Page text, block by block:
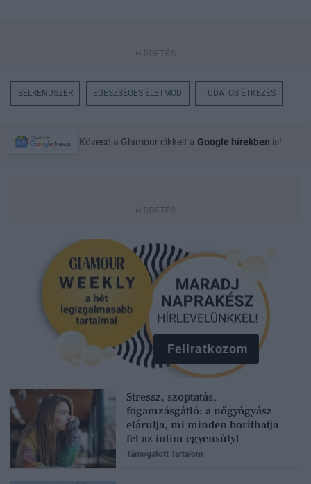
BÉLRENDSZER EGÉSZSÉGES ÉLETMÓD TUDATOS ÉTKEZÉS
Kövesd a Glamour cikkeit a Google hírekben is!
Feliratkozom
Stressz, szoptatás,
fogamzásgátló: a nőgyógyász
elárulja, mi minden boríthatja
fel az intim egyensúlyt
Támogatott Tartalom